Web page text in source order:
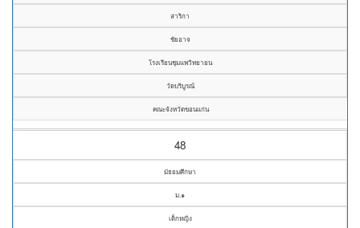
สาริกา
ชัยอาจ
โรงเรียนชุมแพวิทยายน
วัดบริบูรณ์
คณะจังหวัดขอนแก่น
48
มัธยมศึกษา
ม.๑
เด็กหญิง